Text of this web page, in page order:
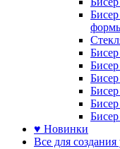
♥ Новинки
Все для